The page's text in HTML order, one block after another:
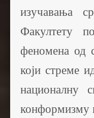
изучавања
Факултету
феномена од
који стреме
националну
конформизму